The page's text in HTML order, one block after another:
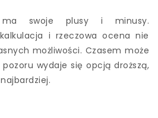
ma swoje plusy i minusy.
i rzeczowa ocena nie
możliwości. Czasem może
wydaje się opcją droższą,